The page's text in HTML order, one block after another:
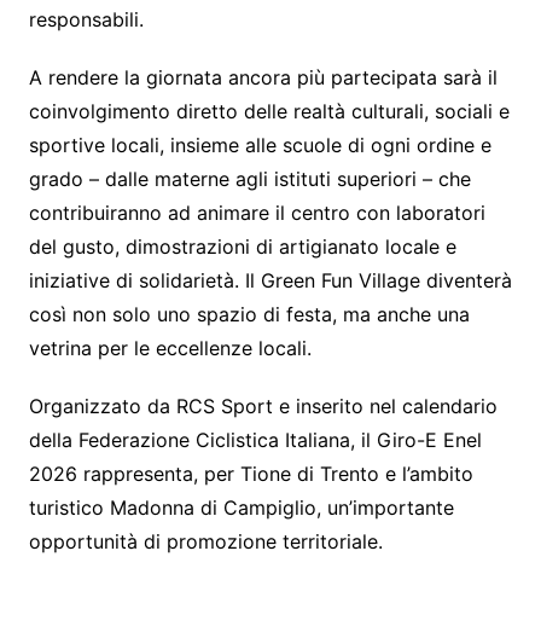
responsabili.
A rendere la giornata ancora più partecipata sarà il
coinvolgimento diretto delle realtà culturali, sociali e
sportive locali, insieme alle scuole di ogni ordine e
grado – dalle materne agli istituti superiori – che
contribuiranno ad animare il centro con laboratori
del gusto, dimostrazioni di artigianato locale e
iniziative di solidarietà. Il Green Fun Village diventerà
così non solo uno spazio di festa, ma anche una
vetrina per le eccellenze locali.
Organizzato da RCS Sport e inserito nel calendario
della Federazione Ciclistica Italiana, il Giro-E Enel
2026 rappresenta, per Tione di Trento e l’ambito
turistico Madonna di Campiglio, un’importante
opportunità di promozione territoriale.